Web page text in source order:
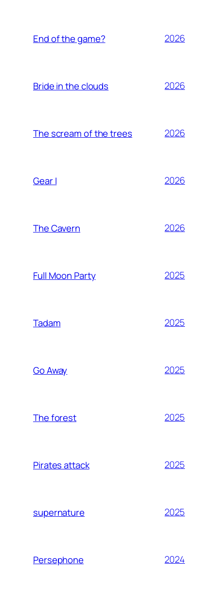
End of the game? 2026
Bride in the clouds 2026
The scream of the trees 2026
Gear I 2026
The Cavern 2026
Full Moon Party 2025
Tadam 2025
Go Away 2025
The forest 2025
Pirates attack 2025
supernature 2025
Persephone 2024